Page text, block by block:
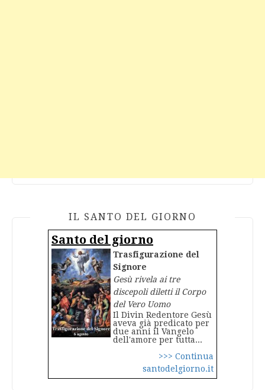
IL SANTO DEL GIORNO
Santo del giorno
Trasfigurazione del
Signore
Gesù rivela ai tre
discepoli diletti il Corpo
del Vero Uomo
Il Divin Redentore Gesù
aveva già predicato per
due anni il Vangelo
dell'amore per tutta...
>>> Continua
santodelgiorno.it